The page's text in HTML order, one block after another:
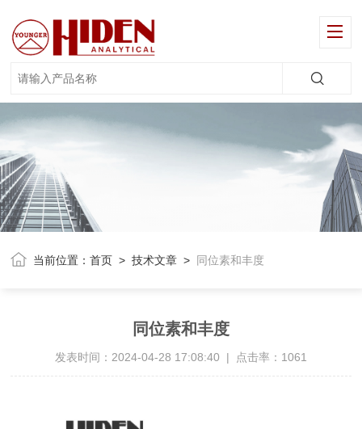
当前位置：首页 >技术文章 > 同位素和丰度
同位素和丰度
发表时间：2024-04-28 17:08:40 | 点击率：1061